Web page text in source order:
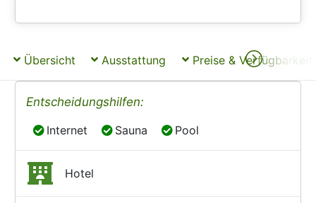
Übersicht Ausstattung Preise & Verfügbarkeit
Entscheidungshilfen:
Internet
Internet Sauna
Sauna Pool
Pool
Hotel